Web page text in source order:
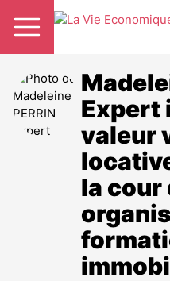
Expert
valeur
la cour